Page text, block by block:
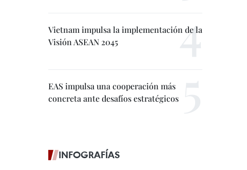
Vietnam impulsa la implementación de la
Visión ASEAN 2045
EAS impulsa una cooperación más
concreta ante desafíos estratégicos
INFOGRAFÍAS